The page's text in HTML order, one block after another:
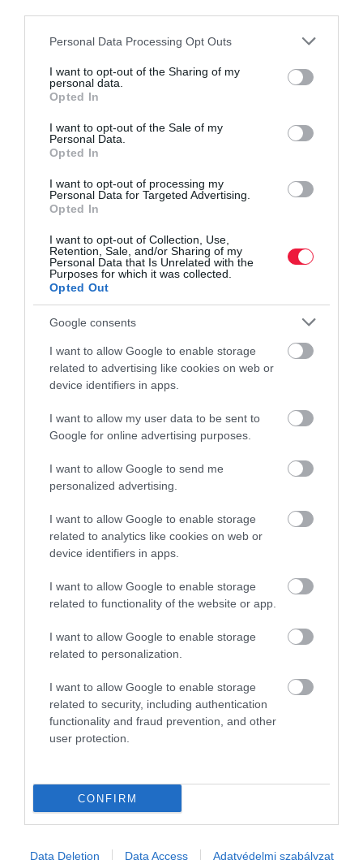
Please note that this website/app uses one or more Google
not limited to your visit or usage behaviour. You may click to
grant or deny consent to Google and its third-party tags to
use your data for below specified purposes in below Google
consent section.
Personal Data Processing Opt Outs
I want to opt-out of the Sharing of my
personal data.
Opted In
I want to opt-out of the Sale of my
Personal Data.
Opted In
I want to opt-out of processing my
Personal Data for Targeted Advertising.
Opted In
I want to opt-out of Collection, Use,
Retention, Sale, and/or Sharing of my
Personal Data that Is Unrelated with the
Purposes for which it was collected.
Opted Out
Google consents
I want to allow Google to enable storage
related to advertising like cookies on web or
device identifiers in apps.
I want to allow my user data to be sent to
Google for online advertising purposes.
I want to allow Google to send me
personalized advertising.
I want to allow Google to enable storage
related to analytics like cookies on web or
device identifiers in apps.
I want to allow Google to enable storage
related to functionality of the website or app.
I want to allow Google to enable storage
related to personalization.
I want to allow Google to enable storage
related to security, including authentication
functionality and fraud prevention, and other
user protection.
CONFIRM
Data Deletion Data Access Adatvédelmi szabályzat
jegybank drágulás
GYALOGOS KÖZLEKEDÉS
Új híd épülhet Budapesten
között. Erő Zoltán, Budapest főépítésze már jóváhagyta a
Speciálterv által készített hídkoncepciót, így a szakhatóságokkal